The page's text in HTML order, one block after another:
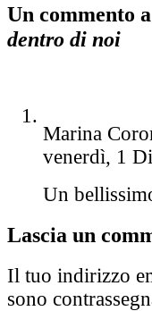
Un commento a
dentro di noi
Marina
venerdì, 1
Un
Lascia un
Il tuo indirizzo
sono